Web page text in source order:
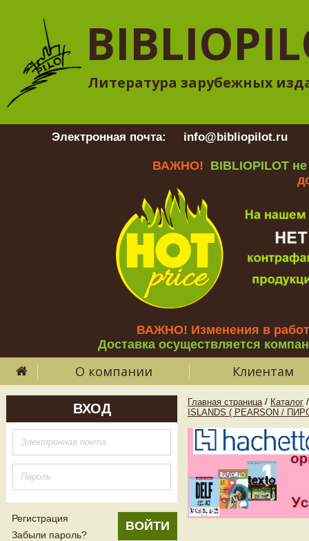
Литература зарубежных
Электронная почта: info@bibliopilot.ru
ВАЖНО! BIBLIOPILOT
ВАЖНО! Изменения в
Доставка осуществляется
О компании Клиентам
ВХОД
Регистрация
Забыли пароль?
Главная страница / Каталог /
ISLANDS ( PEARSON /